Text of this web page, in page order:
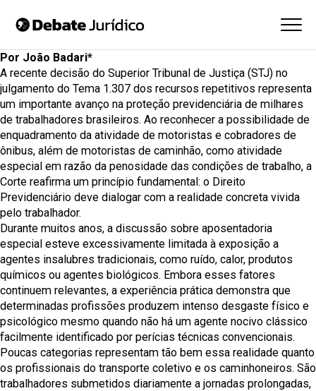
Por João Badari*
A recente decisão do Superior Tribunal de Justiça (STJ) no
julgamento do Tema 1.307 dos recursos repetitivos representa
um importante avanço na proteção previdenciária de milhares
de trabalhadores brasileiros. Ao reconhecer a possibilidade de
enquadramento da atividade de motoristas e cobradores de
ônibus, além de motoristas de caminhão, como atividade
especial em razão da penosidade das condições de trabalho, a
Corte reafirma um princípio fundamental: o Direito
Previdenciário deve dialogar com a realidade concreta vivida
pelo trabalhador.
Durante muitos anos, a discussão sobre aposentadoria
especial esteve excessivamente limitada à exposição a
agentes insalubres tradicionais, como ruído, calor, produtos
químicos ou agentes biológicos. Embora esses fatores
continuem relevantes, a experiência prática demonstra que
determinadas profissões produzem intenso desgaste físico e
psicológico mesmo quando não há um agente nocivo clássico
facilmente identificado por perícias técnicas convencionais.
Poucas categorias representam tão bem essa realidade quanto
os profissionais do transporte coletivo e os caminhoneiros. São
trabalhadores submetidos diariamente a jornadas prolongadas,